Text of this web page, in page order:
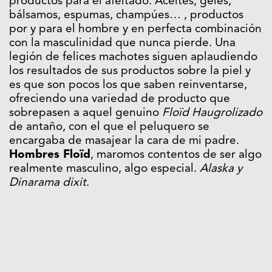
bálsamos, espumas, champúes… , productos
por y para el hombre y en perfecta combinación
con la masculinidad que nunca pierde. Una
legión de felices machotes siguen aplaudiendo
los resultados de sus productos sobre la piel y
es que son pocos los que saben reinventarse,
ofreciendo una variedad de producto que
sobrepasen a aquel genuino Floïd Haugrolizado
de antaño, con el que el peluquero se
encargaba de masajear la cara de mi padre.
Hombres Floïd, maromos contentos de ser algo
realmente masculino, algo especial. Alaska y
Dinarama dixit.